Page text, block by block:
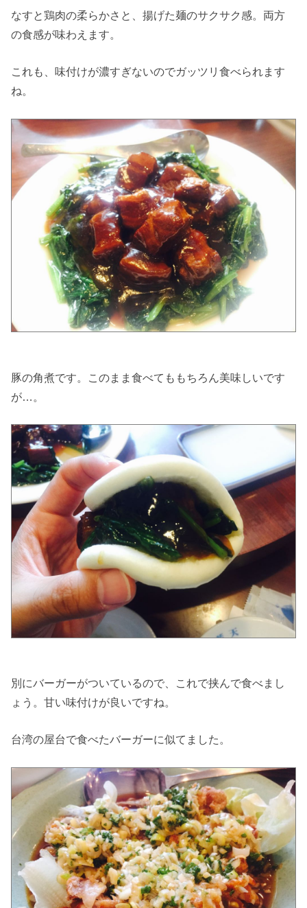
なすと鶏肉の柔らかさと、揚げた麺のサクサク感。両方
の食感が味わえます。
これも、味付けが濃すぎないのでガッツリ食べられます
ね。
豚の角煮です。このまま食べてももちろん美味しいです
が…。
別にバーガーがついているので、これで挟んで食べまし
ょう。甘い味付けが良いですね。
台湾の屋台で食べたバーガーに似てました。